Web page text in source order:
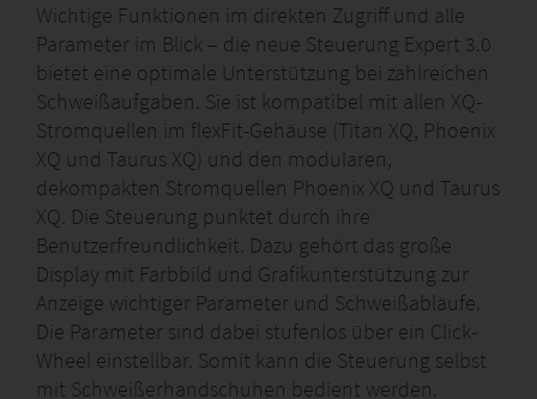
Wichtige Funktionen im direkten Zugriff und alle
Parameter im Blick – die neue Steuerung Expert 3.0
bietet eine optimale Unterstützung bei zahlreichen
Schweißaufgaben. Sie ist kompatibel mit allen XQ-
Stromquellen im flexFit-Gehäuse (Titan XQ, Phoenix
XQ und Taurus XQ) und den modularen,
dekompakten Stromquellen Phoenix XQ und Taurus
XQ. Die Steuerung punktet durch ihre
Benutzerfreundlichkeit. Dazu gehört das große
Display mit Farbbild und Grafikunterstützung zur
Anzeige wichtiger Parameter und Schweißabläufe.
Die Parameter sind dabei stufenlos über ein Click-
Wheel einstellbar. Somit kann die Steuerung selbst
mit Schweißerhandschuhen bedient werden.